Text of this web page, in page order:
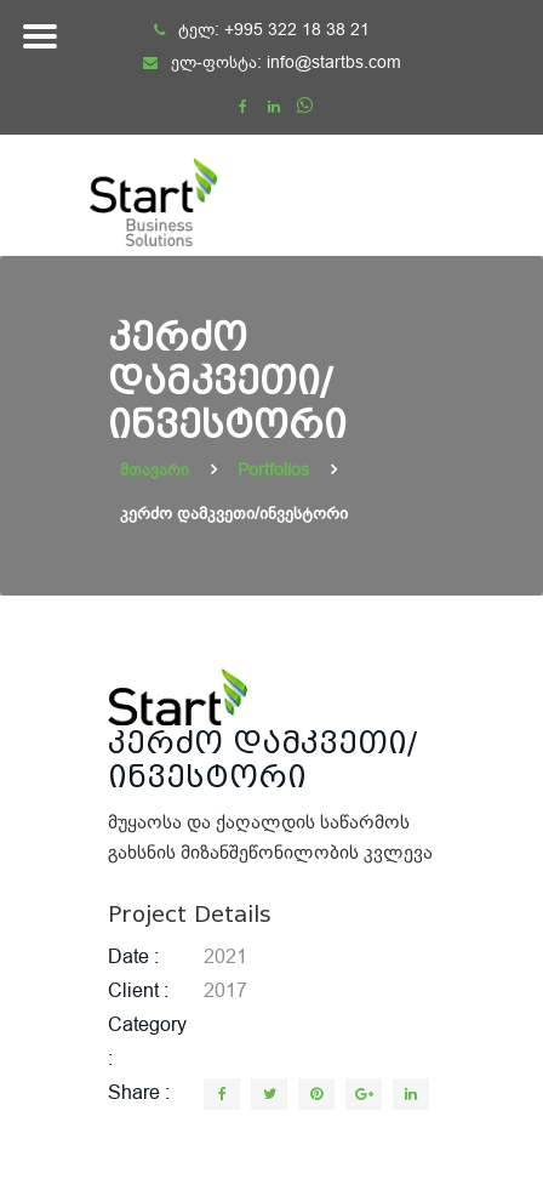
ტელ: +995 322 18 38 21
ელ-ფოსტა: info@startbs.com
ᲙᲔᲠᲫᲝ
ᲓᲐᲛᲙᲕᲔᲗᲘ/
ᲘᲜᲕᲔᲡᲢᲝᲠᲘ
მთავარი Portfolios
კერძო დამკვეთი/ინვესტორი
კერძო დამკვეთი/
ინვესტორი
მუყაოსა და ქაღალდის საწარმოს
გახსნის მიზანშეწონილობის კვლევა
Project Details
Date
2021
Client
2017
Category
Share